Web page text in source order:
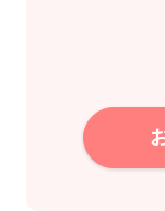
の皆
当社
は会
令に基
役職
め